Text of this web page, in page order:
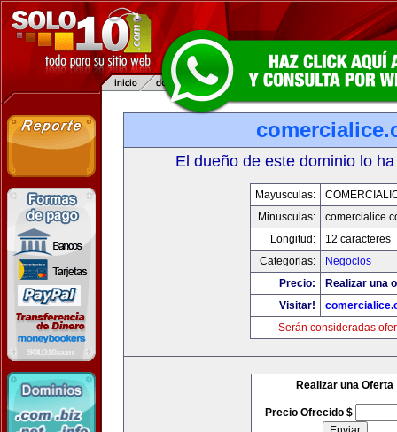
El dueño de este dominio lo
Mayusculas:
Minusculas:
Longitud:
12 caracteres
Categorias:
Negocios
Precio:
Realizar una
Visitar!
Serán consideradas
Realizar una Oferta
Precio Ofrecido $